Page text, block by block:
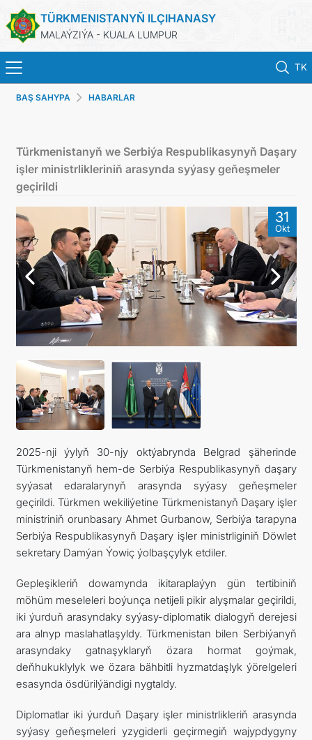
TÜRKMENISTANYŇ ILÇIHANASY
MALAÝZIÝA - KUALA LUMPUR
TK
BAŞ SAHYPA
TÜRKMENISTAN
KONSULLYK HYZMATLARY
DIM
INVEST TO TURKMENISTAN!
ARAGATNAŞYK
BAŞ SAHYPA HABARLAR
Türkmenistanyň we Serbiýa Respublikasynyň Daşary
işler ministrlikleriniň arasynda syýasy geňeşmeler
geçirildi
31
Okt
2025-nji ýylyň 30-njy oktýabrynda Belgrad şäherinde
Türkmenistanyň hem-de Serbiýa Respublikasynyň daşary
syýasat edaralarynyň arasynda syýasy geňeşmeler
geçirildi. Türkmen wekiliýetine Türkmenistanyň Daşary işler
ministriniň orunbasary Ahmet Gurbanow, Serbiýa tarapyna
Serbiýa Respublikasynyň Daşary işler ministrliginiň Döwlet
sekretary Damýan Ýowiç ýolbaşçylyk etdiler.
Gepleşikleriň dowamynda ikitaraplaýyn gün tertibiniň
möhüm meseleleri boýunça netijeli pikir alyşmalar geçirildi,
iki ýurduň arasyndaky syýasy-diplomatik dialogyň derejesi
ara alnyp maslahatlaşyldy. Türkmenistan bilen Serbiýanyň
arasyndaky gatnaşyklaryň özara hormat goýmak,
deňhukuklylyk we özara bähbitli hyzmatdaşlyk ýörelgeleri
esasynda ösdürilýändigi nygtaldy.
Diplomatlar iki ýurduň Daşary işler ministrlikleriň arasynda
syýasy geňeşmeleri yzygiderli geçirmegiň wajypdygyny